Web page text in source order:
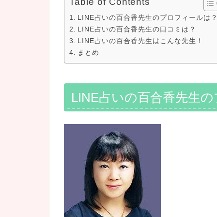
LINE占いの百合香先生のプロフィールは？
LINE占いの百合香先生の口コミは？
LINE占いの百合香先生はこんな先生！
まとめ
LINE占いの百合香先生